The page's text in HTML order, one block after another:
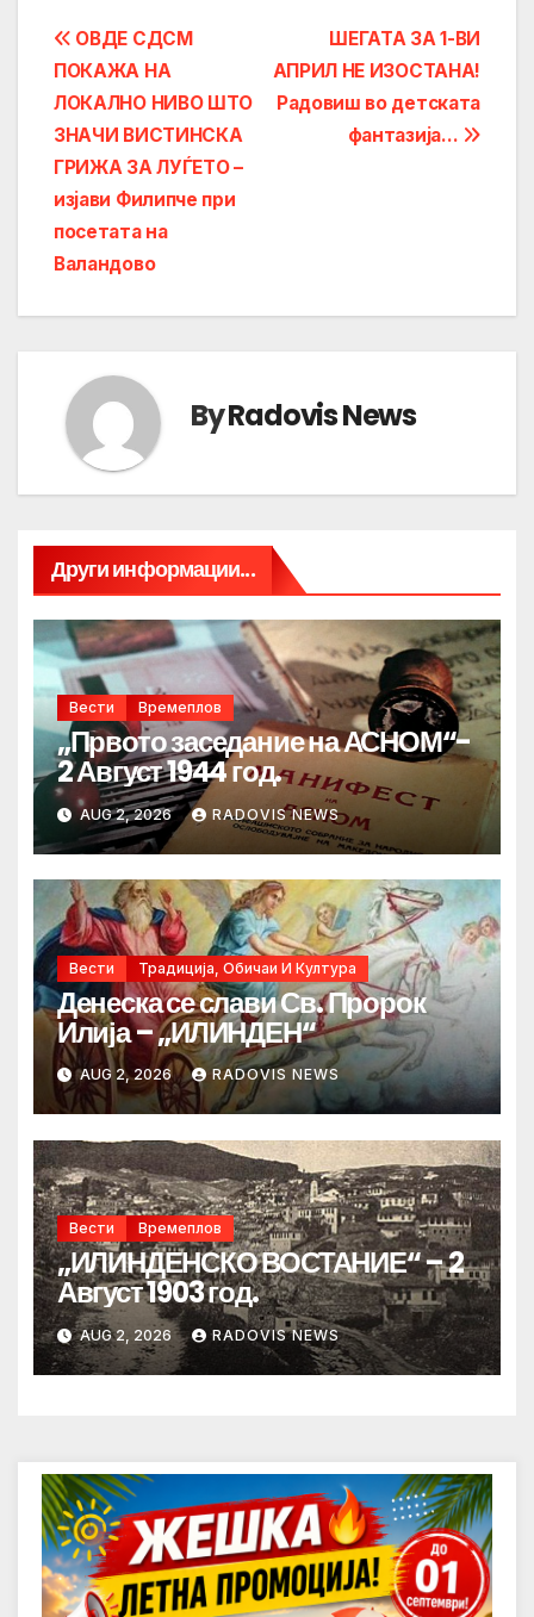
Post
navigation
ШЕГАТА ЗА 1-ВИ
АПРИЛ НЕ ИЗОСТАНА!
Радовиш во детската
фантазија…
ОВДЕ СДСМ
ПОКАЖА НА
ЛОКАЛНО НИВО ШТО
ЗНАЧИ ВИСТИНСКА
ГРИЖА ЗА ЛУЃЕТО –
изјави Филипче при
посетата на
Валандово
ByRadovis News
Други информации...
Вести Времеплов
„Првото заседание на АСНОМ“-
2 Август 1944 год.
AUG 2, 2026 RADOVIS NEWS
Вести Традиција, Обичаи И Култура
Денеска се слави Св. Пророк
Илија – „ИЛИНДЕН“
AUG 2, 2026 RADOVIS NEWS
Вести Времеплов
„ИЛИНДЕНСКО ВОСТАНИЕ“ – 2
Август 1903 год.
AUG 2, 2026 RADOVIS NEWS